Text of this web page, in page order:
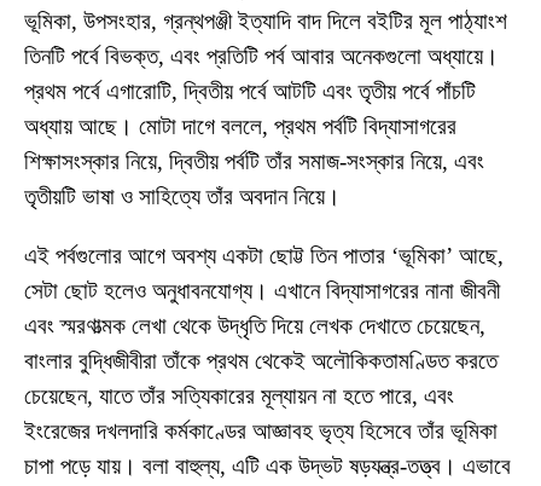
ভূমিকা, উপসংহার, গ্রন্থপঞ্জী ইত্যাদি বাদ দিলে বইটির মূল পাঠ্যাংশ
তিনটি পর্বে বিভক্ত, এবং প্রতিটি পর্ব আবার অনেকগুলো অধ্যায়ে।
প্রথম পর্বে এগারোটি, দ্বিতীয় পর্বে আটটি এবং তৃতীয় পর্বে পাঁচটি
অধ্যায় আছে। মোটা দাগে বললে, প্রথম পর্বটি বিদ্যাসাগরের
শিক্ষাসংস্কার নিয়ে, দ্বিতীয় পর্বটি তাঁর সমাজ-সংস্কার নিয়ে, এবং
তৃতীয়টি ভাষা ও সাহিত্যে তাঁর অবদান নিয়ে।
এই পর্বগুলোর আগে অবশ্য একটা ছোট্ট তিন পাতার ‘ভূমিকা’ আছে,
সেটা ছোট হলেও অনুধাবনযোগ্য। এখানে বিদ্যাসাগরের নানা জীবনী
এবং স্মরণাত্মক লেখা থেকে উদ্ধৃতি দিয়ে লেখক দেখাতে চেয়েছেন,
বাংলার বুদ্ধিজীবীরা তাঁকে প্রথম থেকেই অলৌকিকতামণ্ডিত করতে
চেয়েছেন, যাতে তাঁর সত্যিকারের মূল্যায়ন না হতে পারে, এবং
ইংরেজের দখলদারি কর্মকাণ্ডের আজ্ঞাবহ ভৃত্য হিসেবে তাঁর ভূমিকা
চাপা পড়ে যায়। বলা বাহুল্য, এটি এক উদ্ভট ষড়যন্ত্র-তত্ত্ব। এভাবে